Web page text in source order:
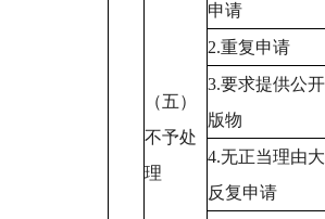
（五）
不予处
理
申请
2.重复申请
3.要求提供公
版物
4.无正当理由
反复申请